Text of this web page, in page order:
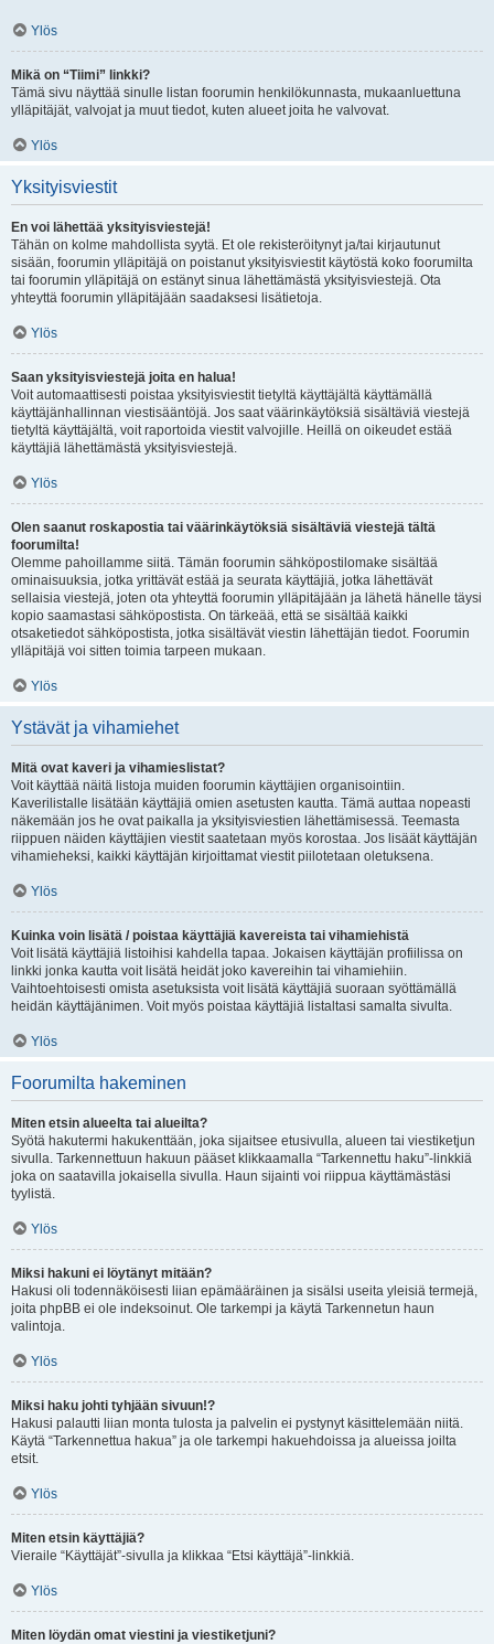
Ylös
Mikä on “Tiimi” linkki?
Tämä sivu näyttää sinulle listan foorumin henkilökunnasta, mukaanluettuna
ylläpitäjät, valvojat ja muut tiedot, kuten alueet joita he valvovat.
Ylös
Yksityisviestit
En voi lähettää yksityisviestejä!
Tähän on kolme mahdollista syytä. Et ole rekisteröitynyt ja/tai kirjautunut
sisään, foorumin ylläpitäjä on poistanut yksityisviestit käytöstä koko foorumilta
tai foorumin ylläpitäjä on estänyt sinua lähettämästä yksityisviestejä. Ota
yhteyttä foorumin ylläpitäjään saadaksesi lisätietoja.
Ylös
Saan yksityisviestejä joita en halua!
Voit automaattisesti poistaa yksityisviestit tietyltä käyttäjältä käyttämällä
käyttäjänhallinnan viestisääntöjä. Jos saat väärinkäytöksiä sisältäviä viestejä
tietyltä käyttäjältä, voit raportoida viestit valvojille. Heillä on oikeudet estää
käyttäjiä lähettämästä yksityisviestejä.
Ylös
Olen saanut roskapostia tai väärinkäytöksiä sisältäviä viestejä tältä
foorumilta!
Olemme pahoillamme siitä. Tämän foorumin sähköpostilomake sisältää
ominaisuuksia, jotka yrittävät estää ja seurata käyttäjiä, jotka lähettävät
sellaisia viestejä, joten ota yhteyttä foorumin ylläpitäjään ja lähetä hänelle täysi
kopio saamastasi sähköpostista. On tärkeää, että se sisältää kaikki
otsaketiedot sähköpostista, jotka sisältävät viestin lähettäjän tiedot. Foorumin
ylläpitäjä voi sitten toimia tarpeen mukaan.
Ylös
Ystävät ja vihamiehet
Mitä ovat kaveri ja vihamieslistat?
Voit käyttää näitä listoja muiden foorumin käyttäjien organisointiin.
Kaverilistalle lisätään käyttäjiä omien asetusten kautta. Tämä auttaa nopeasti
näkemään jos he ovat paikalla ja yksityisviestien lähettämisessä. Teemasta
riippuen näiden käyttäjien viestit saatetaan myös korostaa. Jos lisäät käyttäjän
vihamieheksi, kaikki käyttäjän kirjoittamat viestit piilotetaan oletuksena.
Ylös
Kuinka voin lisätä / poistaa käyttäjiä kavereista tai vihamiehistä
Voit lisätä käyttäjiä listoihisi kahdella tapaa. Jokaisen käyttäjän profiilissa on
linkki jonka kautta voit lisätä heidät joko kavereihin tai vihamiehiin.
Vaihtoehtoisesti omista asetuksista voit lisätä käyttäjiä suoraan syöttämällä
heidän käyttäjänimen. Voit myös poistaa käyttäjiä listaltasi samalta sivulta.
Ylös
Foorumilta hakeminen
Miten etsin alueelta tai alueilta?
Syötä hakutermi hakukenttään, joka sijaitsee etusivulla, alueen tai viestiketjun
sivulla. Tarkennettuun hakuun pääset klikkaamalla “Tarkennettu haku”-linkkiä
joka on saatavilla jokaisella sivulla. Haun sijainti voi riippua käyttämästäsi
tyylistä.
Ylös
Miksi hakuni ei löytänyt mitään?
Hakusi oli todennäköisesti liian epämääräinen ja sisälsi useita yleisiä termejä,
joita phpBB ei ole indeksoinut. Ole tarkempi ja käytä Tarkennetun haun
valintoja.
Ylös
Miksi haku johti tyhjään sivuun!?
Hakusi palautti liian monta tulosta ja palvelin ei pystynyt käsittelemään niitä.
Käytä “Tarkennettua hakua” ja ole tarkempi hakuehdoissa ja alueissa joilta
etsit.
Ylös
Miten etsin käyttäjiä?
Vieraile “Käyttäjät”-sivulla ja klikkaa “Etsi käyttäjä”-linkkiä.
Ylös
Miten löydän omat viestini ja viestiketjuni?